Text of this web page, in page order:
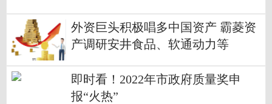
外资巨头积极唱多中国资产 霸菱资
产调研安井食品、软通动力等
即时看！2022年市政府质量奖申
报“火热”